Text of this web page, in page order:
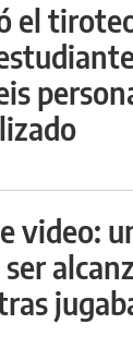
el
video: